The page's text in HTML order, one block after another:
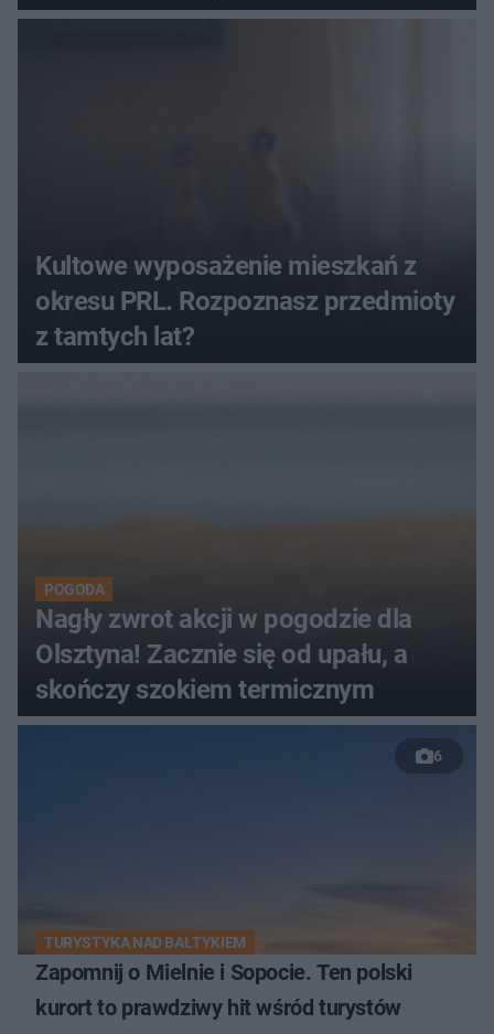
Kultowe wyposażenie mieszkań z
okresu PRL. Rozpoznasz przedmioty
z tamtych lat?
POGODA
Nagły zwrot akcji w pogodzie dla
Olsztyna! Zacznie się od upału, a
skończy szokiem termicznym
6
TURYSTYKA NAD BAŁTYKIEM
Zapomnij o Mielnie i Sopocie. Ten polski
kurort to prawdziwy hit wśród turystów